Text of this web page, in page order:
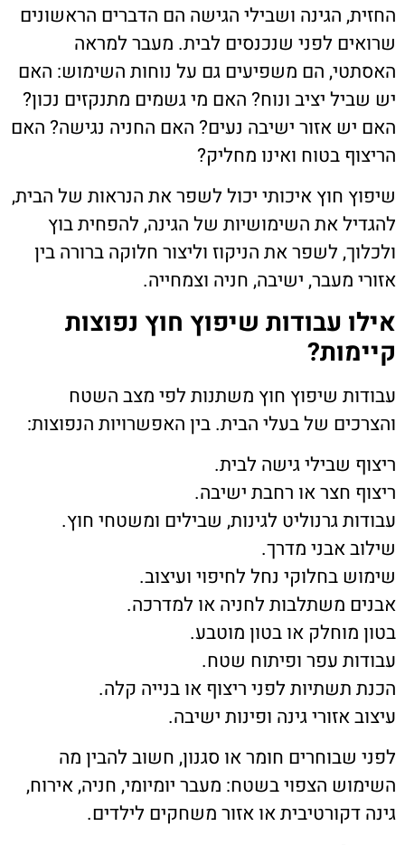
החזית, הגינה ושבילי הגישה הם הדברים הראשונים
שרואים לפני שנכנסים לבית. מעבר למראה
האסתטי, הם משפיעים גם על נוחות השימוש: האם
יש שביל יציב ונוח? האם מי גשמים מתנקזים נכון?
האם יש אזור ישיבה נעים? האם החניה נגישה? האם
הריצוף בטוח ואינו מחליק?
שיפוץ חוץ איכותי יכול לשפר את הנראות של הבית,
להגדיל את השימושיות של הגינה, להפחית בוץ
ולכלוך, לשפר את הניקוז וליצור חלוקה ברורה בין
אזורי מעבר, ישיבה, חניה וצמחייה.
אילו עבודות שיפוץ חוץ נפוצות
קיימות?
עבודות שיפוץ חוץ משתנות לפי מצב השטח
והצרכים של בעלי הבית. בין האפשרויות הנפוצות:
ריצוף שבילי גישה לבית.
ריצוף חצר או רחבת ישיבה.
עבודות גרנוליט לגינות, שבילים ומשטחי חוץ.
שילוב אבני מדרך.
שימוש בחלוקי נחל לחיפוי ועיצוב.
אבנים משתלבות לחניה או למדרכה.
בטון מוחלק או בטון מוטבע.
עבודות עפר ופיתוח שטח.
הכנת תשתיות לפני ריצוף או בנייה קלה.
עיצוב אזורי גינה ופינות ישיבה.
לפני שבוחרים חומר או סגנון, חשוב להבין מה
השימוש הצפוי בשטח: מעבר יומיומי, חניה, אירוח,
גינה דקורטיבית או אזור משחקים לילדים.